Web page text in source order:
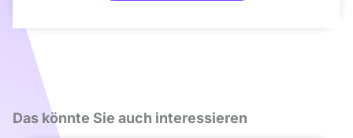
Das könnte Sie auch interessieren